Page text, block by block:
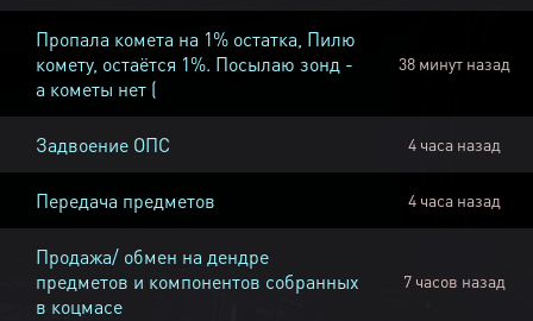
Пропала комета на 1% остатка, Пилю
комету, остаётся 1%. Посылаю зонд -
а кометы нет (
38 минут назад
Задвоение ОПС 4 часа назад
Передача предметов 4 часа назад
Продажа/ обмен на дендре
предметов и компонентов собранных
в коцмасе
7 часов назад